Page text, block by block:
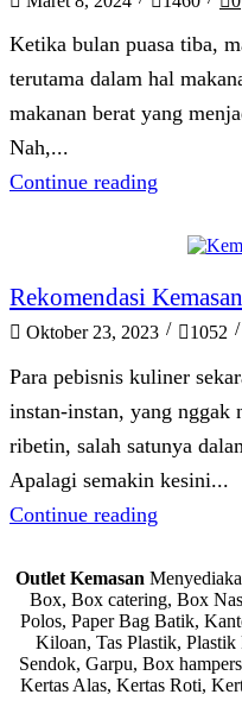
Ketika bulan puasa tiba,
terutama dalam hal
makanan berat yang
Nah,...
Continue reading
Artikel
Rekomendasi
Oktober 23, 2023 / 1052 /
Para pebisnis kuliner
instan-instan, yang nggak
ribetin, salah satunya
Apalagi semakin kesini...
Continue reading
Outlet Kemasan
Box, Box catering, Box
Polos, Paper Bag Batik,
Kiloan, Tas Plastik, Plastik
Sendok, Garpu, Box
Kertas Alas, Kertas Roti,